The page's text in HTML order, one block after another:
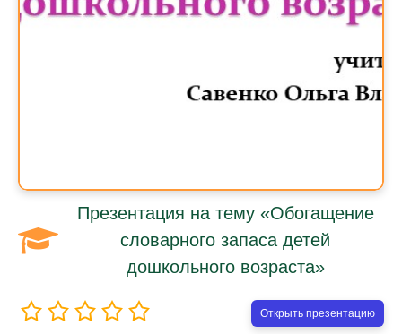
Презентация на тему «Обогащение
словарного запаса детей
дошкольного возраста»
Открыть презентацию